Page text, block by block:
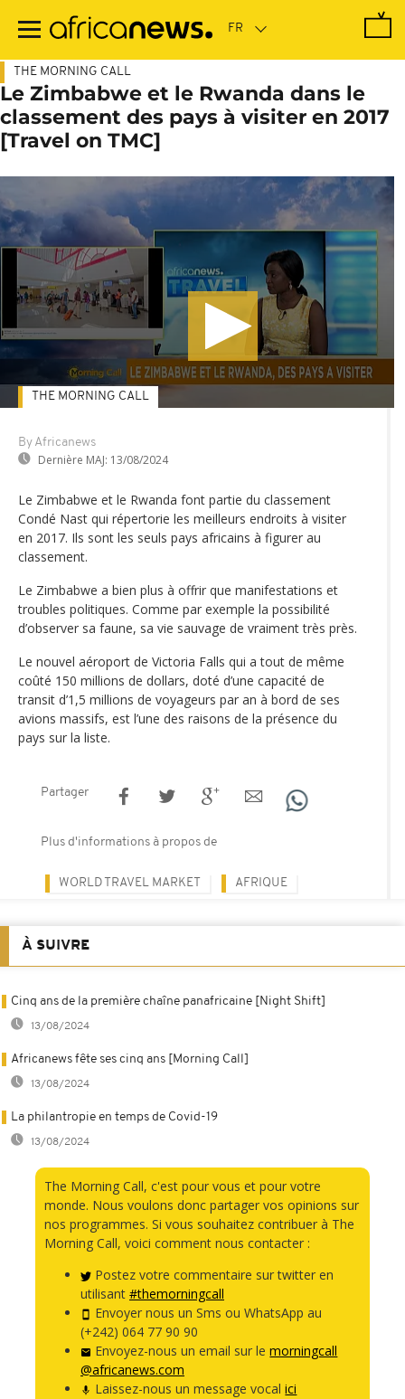
contenu
THE MORNING CALL
Le Zimbabwe et le Rwanda dans le
classement des pays à visiter en 2017
[Travel on TMC]
By Africanews
Dernière MAJ: 13/08/2024
THE MORNING CALL
Le Zimbabwe et le Rwanda font partie du classement
Condé Nast qui répertorie les meilleurs endroits à visiter
en 2017. Ils sont les seuls pays africains à figurer au
classement.
Le Zimbabwe a bien plus à offrir que manifestations et
troubles politiques. Comme par exemple la possibilité
d’observer sa faune, sa vie sauvage de vraiment très près.
Le nouvel aéroport de Victoria Falls qui a tout de même
coûté 150 millions de dollars, doté d’une capacité de
transit d’1,5 millions de voyageurs par an à bord de ses
avions massifs, est l’une des raisons de la présence du
pays sur la liste.
Partager
Plus d'informations à propos de
WORLD TRAVEL MARKET AFRIQUE
À SUIVRE
Cinq ans de la première chaîne panafricaine [Night Shift]
13/08/2024
Africanews fête ses cinq ans [Morning Call]
13/08/2024
La philantropie en temps de Covid-19
13/08/2024
The Morning Call, c'est pour vous et pour votre
monde. Nous voulons donc partager vos opinions sur
nos programmes. Si vous souhaitez contribuer à The
Morning Call, voici comment nous contacter :
Postez votre commentaire sur twitter en
utilisant #themorningcall
Envoyer nous un Sms ou WhatsApp au
(+242) 064 77 90 90
Envoyez-nous un email sur lemorningcall
@africanews.com
Laissez-nous un message vocalici